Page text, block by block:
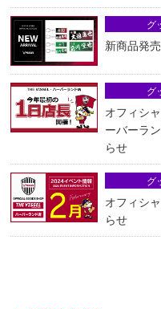
新商品発
グ
オフィシ
ーバーラ
らせ
グ
オフィシ
らせ
グ